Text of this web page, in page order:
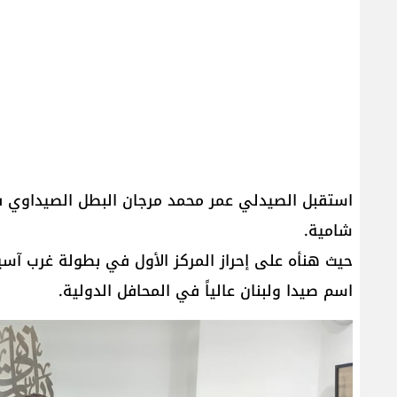
استقبل الصيدلي عمر محمد مرجان البطل
شامية.
اسم صيدا ولبنان عالياً في المحافل الدولية.